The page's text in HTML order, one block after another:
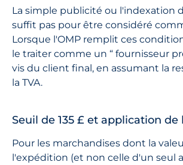
La simple publicité ou l'indexation
suffit pas pour être considéré
Lorsque l'OMP remplit ces
le traiter comme un “ fournisseur
vis du client final, en assumant la
la TVA.
Seuil de 135 £ et application de
Pour les marchandises dont la
l'expédition (et non celle d'un seul